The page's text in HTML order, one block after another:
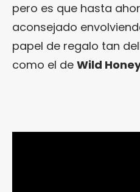
pero es que hasta
aconsejado
papel de regalo tan
como el de Wild